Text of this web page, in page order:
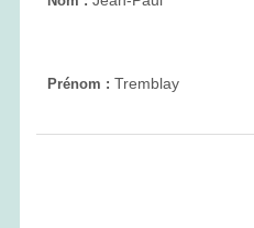
Prénom : Tremblay